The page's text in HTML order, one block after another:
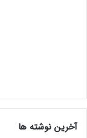
آخرین نوشته ها